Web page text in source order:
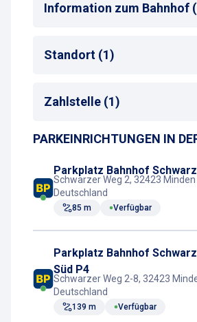
Information zum Bahnhof
Bahnhof : Minden (Westf)
Entfernung zum nächsten
Standort (1)
Bahnhof
Zahlstelle (1)
Parkscheinautomat
PARKEINRICHTUNGEN IN
Parkplatz Bahnhof
Schwarzer Weg 2, 32423
Deutschland
85 m Verfügbar
Parkplatz Bahnhof
Süd P4
Schwarzer Weg 2-8, 32423
Deutschland
139 m Verfügbar